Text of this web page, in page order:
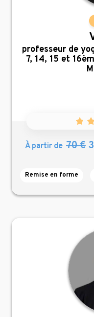
,
professeur de
7, 14, 15 et
À partir de 70 €
Remise en forme